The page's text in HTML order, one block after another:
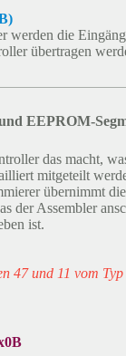
werden die
übertragen
EEPROM-
das macht,
mitgeteilt
übernimmt
der Assembler
ist.
47 und 11 vom